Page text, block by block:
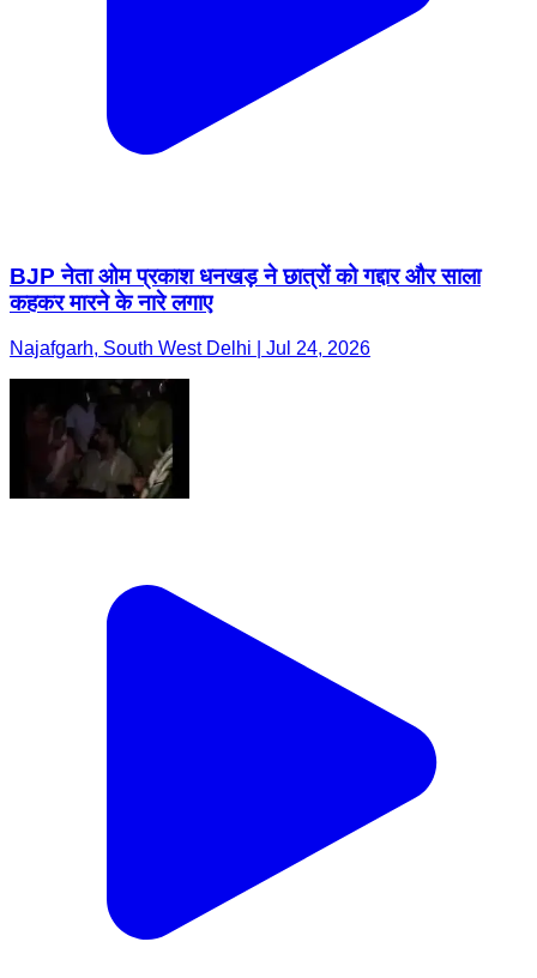
BJP नेता ओम प्रकाश धनखड़ ने छात्रों को गद्दार और साला
कहकर मारने के नारे लगाए
Najafgarh, South West Delhi | Jul 24, 2026